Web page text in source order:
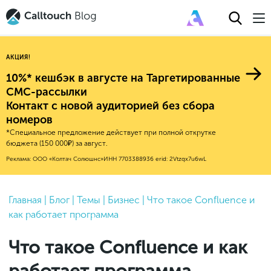
Авторитейл
Финансы
Е-коммерс
Недвижимость
HoReCa
Бьюти
Услуги
2025
2024
2022
2021
2020
2019
Новые продукты
Эксплейнеры
Обновления продуктов Calltouch
Обучение работы с инструментами
Calltouch
Индекс здоровья российского
Mental Health
Привлечение
Конверсия
Аналитика
Процессы и управление
Финансы и бухгалтерия
Callday
MeetUp
Вебинары и практикумы
АКЦИЯ!
10%* кешбэк в августе на Таргетированные
СМС-рассылки
Контакт с новой аудиторией без сбора
номеров
*Специальное предложение действует при полной открутке
бюджета (150 000₽) за август.
Реклама: ООО «Колтач Солюшнс»ИНН 7703388936 erid: 2Vtzqx7u6wL
Главная Блог Темы Бизнес
Что такое Confluence и
как работает программа
Что такое Confluence и как